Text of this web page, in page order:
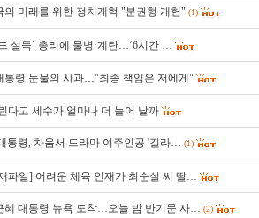
의 미래를 위한 정치개혁 "분권형 개헌" (1)
설득’ 총리에 물병·계란…‘6시간 …
통령 눈물의 사과…"최종 책임은 저에게"
다고 세수가 얼마나 더 늘어 날까
통령, 차움서 드라마 여주인공 '길라… (1)
파일] 어려운 체육 인재가 최순실 씨 딸…
혜 대통령 뉴욕 도착…오늘 밤 반기문 사… (2)